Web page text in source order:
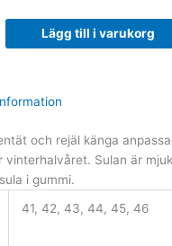
Lägg till i varukorg
och rejäl känga
vinterhalvåret. Sulan är
i gummi.
41, 42, 43, 44, 45, 46